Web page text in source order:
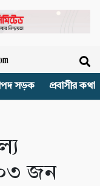
সড়ক প্রবাসীর কথা
জন